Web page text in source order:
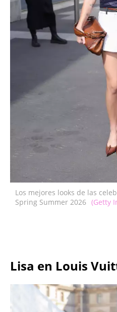
Los mejores looks de las
Spring Summer 2026 (Getty
Lisa en Louis